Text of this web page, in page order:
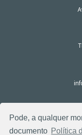
Pode, a qualquer
documento Política